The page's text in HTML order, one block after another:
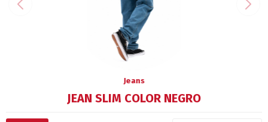
Jeans
JEAN SLIM COLOR NEGRO